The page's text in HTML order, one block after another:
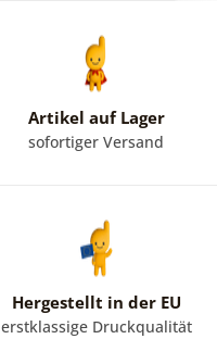
Artikel auf Lager
sofortiger Versand
Hergestellt in der EU
erstklassige Druckqualität